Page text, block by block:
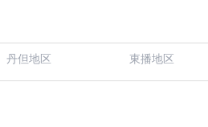
丹但地区 東播地区